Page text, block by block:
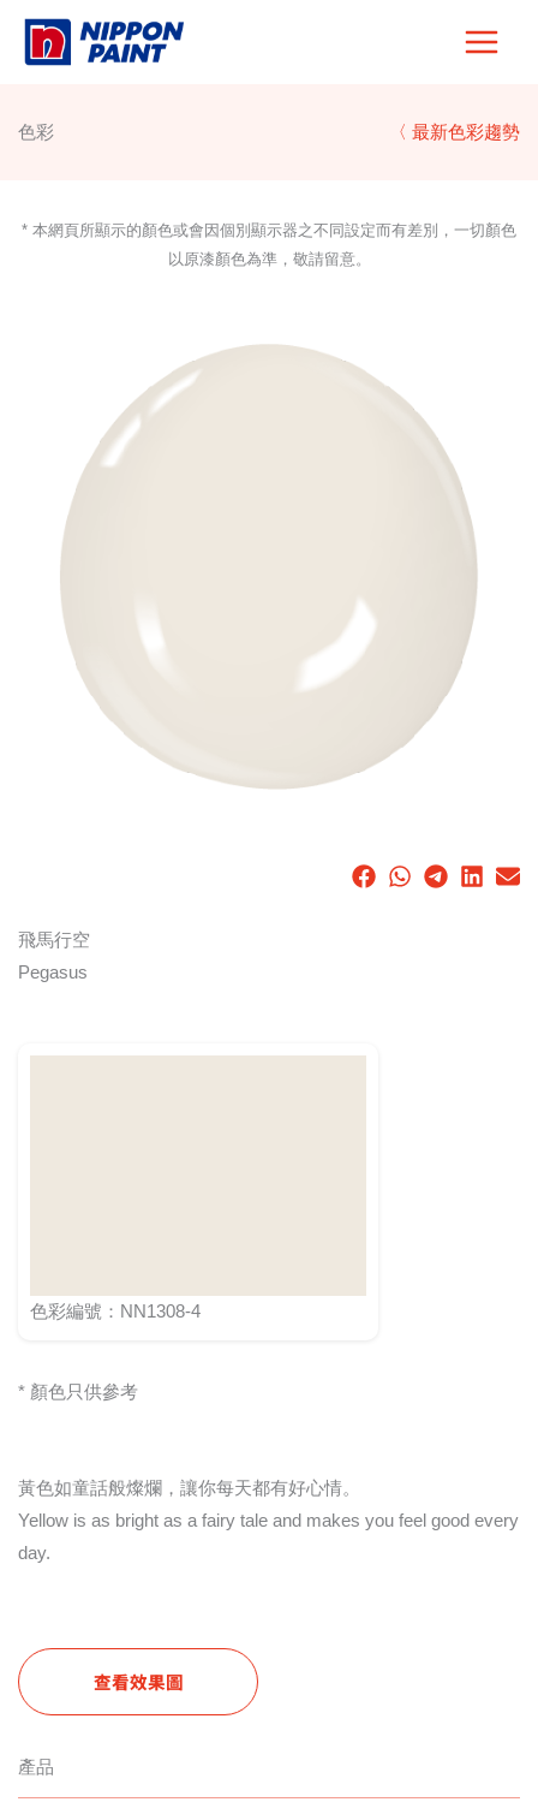
Skip
色彩 〈 最新色彩趨勢
* 本網頁所顯示的顏色或會因個別顯示器之不同設定而有差別，一切顏色
以原漆顏色為準，敬請留意。
飛馬行空
Pegasus
色彩編號：NN1308-4
* 顏色只供參考
黃色如童話般燦爛，讓你每天都有好心情。
Yellow is as bright as a fairy tale and makes you feel good every
day.
查看效果圖
產品